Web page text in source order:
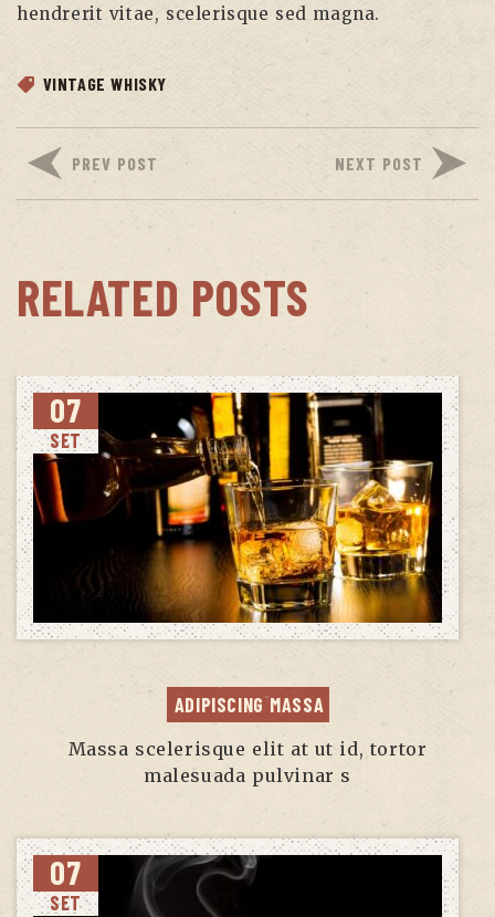
hendrerit vitae, scelerisque sed magna.
VINTAGE WHISKY
PREV POST NEXT POST
RELATED POSTS
07
SET
ADIPISCING MASSA
Massa scelerisque elit at ut id, tortor
malesuada pulvinar s
07
SET